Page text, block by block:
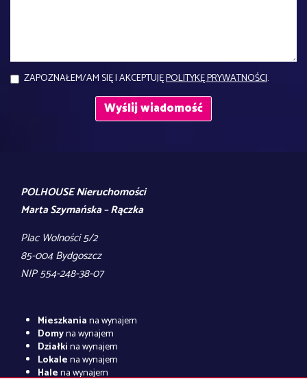
ZAPOZNAŁEM/AM SIĘ I AKCEPTUJĘPOLITYKĘ PRYWATNOŚCI.
POLHOUSE Nieruchomości
Marta Szymańska – Rączka
Plac Wolności 5/2
85-004 Bydgoszcz
NIP 554-248-38-07
Mieszkaniana wynajem
Domyna wynajem
Działkina wynajem
Lokalena wynajem
Halena wynajem